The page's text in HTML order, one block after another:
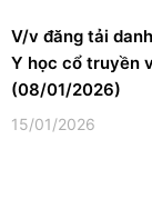
V/v đăng tải
Y học cổ truyền
(08/01/2026)
15/01/2026